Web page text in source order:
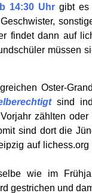
14:30 Uhrgibt es
findet dann auf
müssen
Oster-
sind
zählten
sind dort die
auf
wie im
gestrichen und